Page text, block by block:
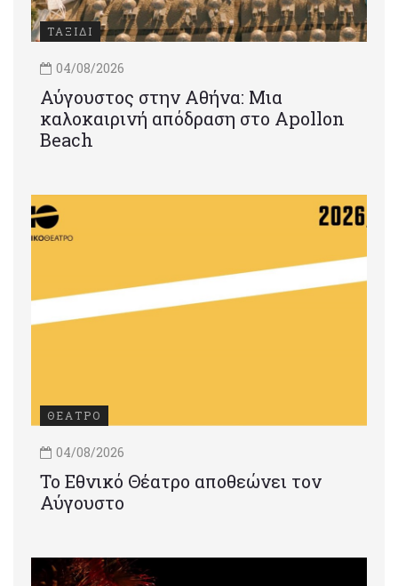
ΤΑΞΙΔΙ
04/08/2026
Αύγουστος στην Αθήνα: Μια
καλοκαιρινή απόδραση στο Apollon
Beach
ΘΕΑΤΡΟ
04/08/2026
Το Εθνικό Θέατρο αποθεώνει τον
Αύγουστο